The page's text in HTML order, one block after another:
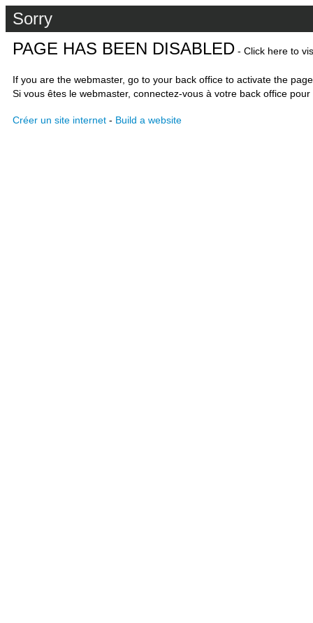
Sorry
PAGE HAS BEEN DISABLED - Click here to
If you are the webmaster, go to your back office to activate the
Si vous êtes le webmaster, connectez-vous à votre back office
Créer un site internet - Build a website